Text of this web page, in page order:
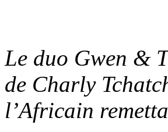
Le duo Gwen &
de Charly
l’Africain